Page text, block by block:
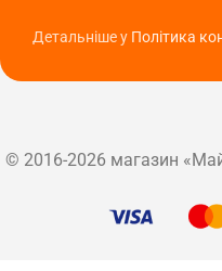
Детальніше у Політика
© 2016-2026 магазин